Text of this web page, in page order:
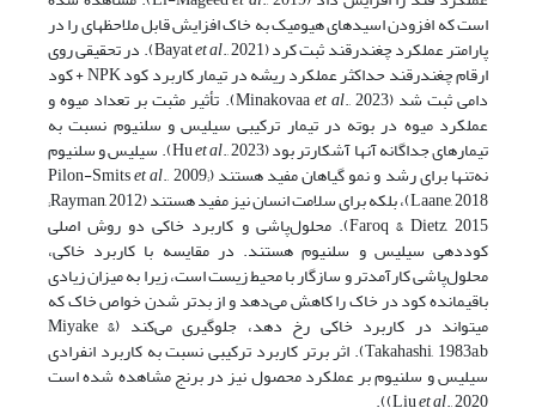
است که افزودن اسیدهای هیومیک به خاک افزایش قابل ملاحظه­ای را در
پارامتر عملکرد چغندرقند ثبت کرد (Bayat et al ., 2021). در تحقیقی روی
ارقام چغندرقند حداکثر عملکرد ریشه در تیمار کاربرد کود NPK + کود
دامی ثبت شد (Minakovaa et al ., 2023). تأثیر مثبت بر تعداد میوه و
عملکرد میوه در بوته در تیمار ترکیبی سیلیس و سلنیوم نسبت به
تیمارهای جداگانه آنها آشکارتر بود (Hu et al ., 2023). سیلیس و سلنیوم
نه‌تنها برای رشد و نمو گیاهان مفید هستند (Pilon-Smits et al., 2009;
Laane, 2018)، بلکه برای سلامت انسان نیز مفید هستند (Rayman, 2012;
Faroq & Dietz, 2015). محلول‌پاشی و کاربرد خاکی دو روش اصلی
کوددهی سیلیس و سلنیوم هستند. در مقایسه با کاربرد خاکی،
محلول‌پاشی کارآمدتر و سازگار با محیط ‌زیست است، زیرا به میزان زیادی
باقیمانده کود در خاک را کاهش می‌دهد و از بدتر شدن خواص خاک که
می­تواند در کاربرد خاکی رخ دهد، جلوگیری می‌کند (Miyake &
Takahashi, 1983a,b). اثر برتر کاربرد ترکیبی نسبت به کاربرد انفرادی
سیلیس و سلنیوم بر عملکرد محصول نیز در برنج مشاهده شده است
Liuet al., 2020)).